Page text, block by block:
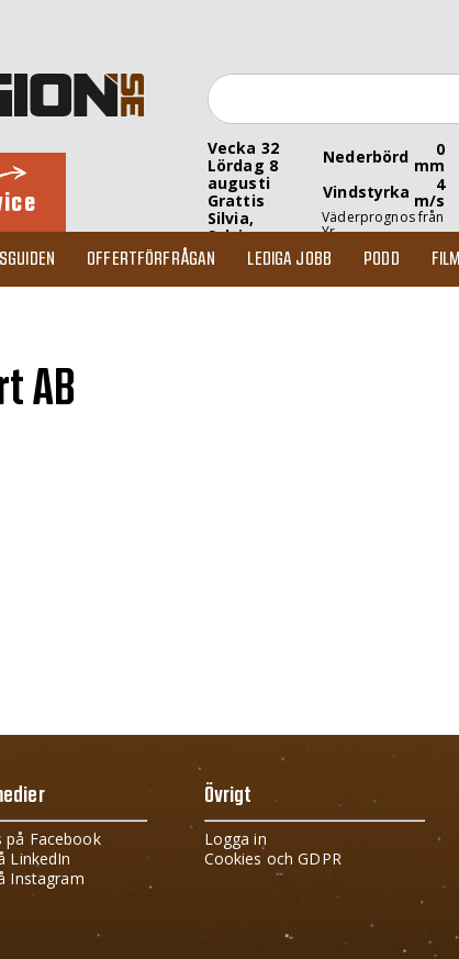
Vecka 32
Lördag 8
augusti
Grattis
Silvia,
Sylvia
Nederbörd 0
mm
Vindstyrka
4
m/s
Väderprognos från
Yr
OFFERTFÖRFRÅGAN LEDIGA JOBB PODD FILM
AB
på Facebook
LinkedIn
Instagram
Övrigt
Logga in
Cookies och GDPR